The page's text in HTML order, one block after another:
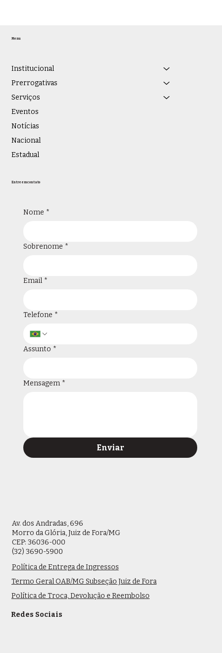
Av. dos Andradas, 696
Morro da Glória, Juiz de Fora/MG
CEP: 36036-000
(32) 3690-5900
Política de Entrega de Ingressos
Termo Geral OAB/MG Subseção Juiz de Fora
Política de Troca, Devolução e Reembolso
Redes Sociais
Entre em contato
Nome *
Sobrenome *
Email *
Telefone *
Assunto *
Mensagem *
Enviar
Menu
Institucional
Prerrogativas
Serviços
Eventos
Notícias
Nacional
Estadual